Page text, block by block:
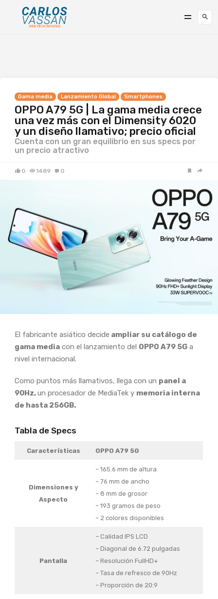
Gama media Lanzamiento Global Smartphones
OPPO A79 5G | La gama media crece
una vez más con el Dimensity 6020
y un diseño llamativo; precio oficial
Cuenta con un gran equilibrio en sus specs por
un precio atractivo
0 1489 0
El fabricante asiático decide ampliar su catálogo de
gama media con el lanzamiento del OPPO A79 5G a
nivel internacional.
Como puntos más llamativos, llega con un panel a
90Hz,un procesador de MediaTek y memoria interna
de hasta 256GB.
Tabla de Specs
Características OPPO A79 5G
Dimensiones y
Aspecto
– 165.6 mm de altura
– 76 mm de ancho
– 8 mm de grosor
– 193 gramos de peso
– 2 colores disponibles
Pantalla
– Calidad IPS LCD
– Diagonal de 6.72 pulgadas
– Resolución FullHD+
– Tasa de refresco de 90Hz
– Proporción de 20:9